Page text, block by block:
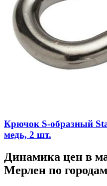
Крючок S-образный
медь, 2 шт.
Динамика цен в
Мерлен по городам